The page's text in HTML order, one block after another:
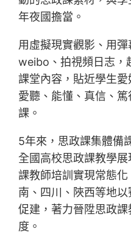
年夜國擔當。
用虛擬現實觀影、用
weibo、拍視頻日志，
課堂內容，貼近學生
愛聽、能懂、真信、
課。
5年來，思政課集體備
全國高校思政課教學
課教師培訓實現常態
南、四川、陜西等地
促建，著力晉陞思政
度。